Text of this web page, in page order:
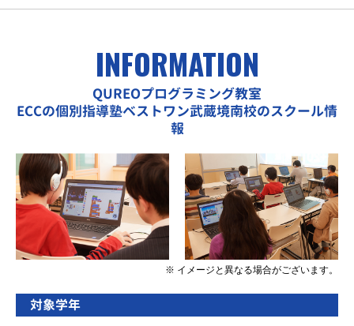
INFORMATION
QUREOプログラミング教室
ECCの個別指導塾ベストワン武蔵境南校のスクール情
報
※ イメージと異なる場合がございます。
対象学年